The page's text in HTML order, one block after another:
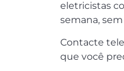
eletricistas
semana,
Contacte
que você